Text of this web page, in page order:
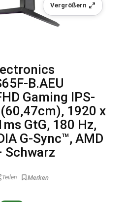
Vergrößern
B.AEU
Gaming IPS-
1920 x
GtG, 180 Hz,
G-Sync™, AMD
Schwarz
Teilen